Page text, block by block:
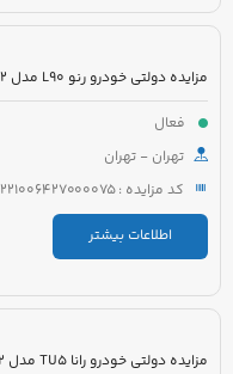
مزایده دولتی خودرو رنو L90 مدل 1392 رنگ سفید
فعال
تهران - تهران
کد مزایده : 5221006427000075
اطلاعات بیشتر
مزایده دولتی خودرو رانا TU5 مدل 1392 رنگ سفید